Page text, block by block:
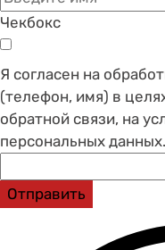
Чекбокс
Я согласен на
(телефон, имя) в
обратной связи, на
персональных данных.
Отправить